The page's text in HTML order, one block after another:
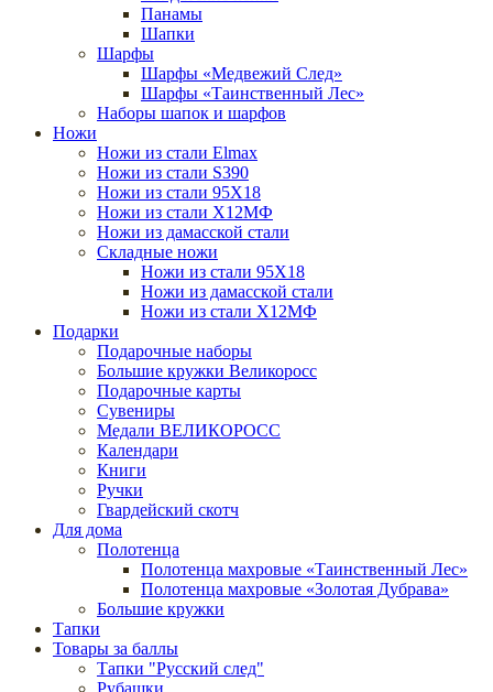
Панамы
Шапки
Шарфы
Шарфы «Медвежий След»
Шарфы «Таинственный Лес»
Наборы шапок и шарфов
Ножи
Ножи из стали Elmax
Ножи из стали S390
Ножи из стали 95X18
Ножи из стали Х12МФ
Ножи из дамасской стали
Складные ножи
Ножи из стали 95X18
Ножи из дамасской стали
Ножи из стали Х12МФ
Подарки
Подарочные наборы
Большие кружки Великоросс
Подарочные карты
Сувениры
Медали ВЕЛИКОРОСС
Календари
Книги
Ручки
Гвардейский скотч
Для дома
Полотенца
Полотенца махровые «Таинственный Лес»
Полотенца махровые «Золотая Дубрава»
Большие кружки
Тапки
Товары за баллы
Тапки "Русский след"
Рубашки